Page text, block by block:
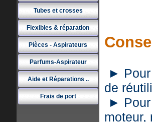
Tubes et crosses
Flexibles & réparation
Pièces - Aspirateurs
Parfums-Aspirateur
Aide et Réparations ..
Frais de port
► Pour
de
► Pour
moteur,